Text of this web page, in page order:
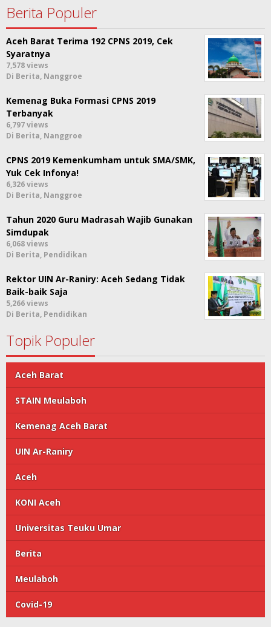
Berita Populer
Aceh Barat Terima 192 CPNS 2019, Cek
Syaratnya
7,578 views
Di Berita, Nanggroe
Kemenag Buka Formasi CPNS 2019
Terbanyak
6,797 views
Di Berita, Nanggroe
CPNS 2019 Kemenkumham untuk SMA/SMK,
Yuk Cek Infonya!
6,326 views
Di Berita, Nanggroe
Tahun 2020 Guru Madrasah Wajib Gunakan
Simdupak
6,068 views
Di Berita, Pendidikan
Rektor UIN Ar-Raniry: Aceh Sedang Tidak
Baik-baik Saja
5,266 views
Di Berita, Pendidikan
Topik Populer
Aceh Barat
STAIN Meulaboh
Kemenag Aceh Barat
UIN Ar-Raniry
Aceh
KONI Aceh
Universitas Teuku Umar
Berita
Meulaboh
Covid-19